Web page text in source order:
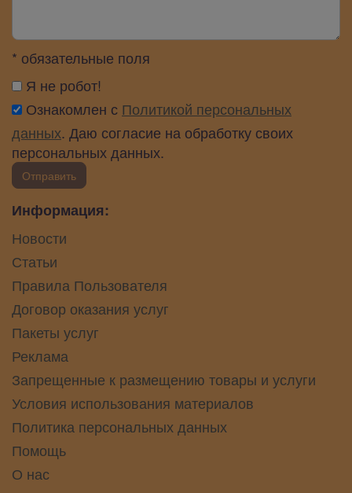
* обязательные поля
Я не робот!
Ознакомлен с Политикой персональных
данных. Даю согласие на обработку своих
персональных данных.
Отправить
Информация:
Новости
Статьи
Правила Пользователя
Договор оказания услуг
Пакеты услуг
Реклама
Запрещенные к размещению товары и услуги
Условия использования материалов
Политика персональных данных
Помощь
О нас